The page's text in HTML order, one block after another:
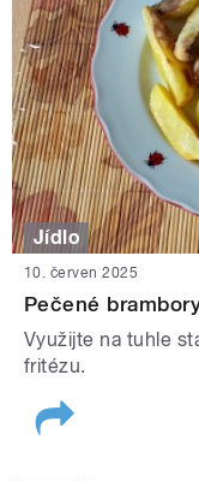
Jídlo
10. červen 2025
Pečené
Využijte na tuhle
fritézu.